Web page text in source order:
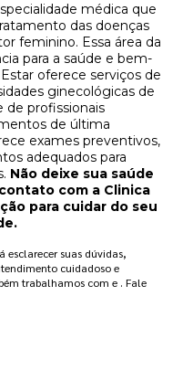
médica que
das doenças
feminino. Essa área da
para a saúde e bem-
oferece serviços de
ginecológicas de
de profissionais
de última
exames preventivos,
adequados para
Não deixe sua saúde
com a Clinica
para cuidar do seu
esclarecer suas dúvidas,
cuidadoso e
trabalhamos com e . Fale